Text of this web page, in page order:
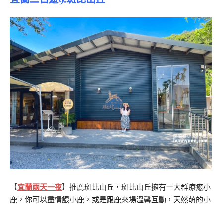
【宜蘭兩天一夜】推薦斑比山丘，斑比山丘擁有一大群療癒小
鹿，你可以盡情餵小鹿，或是跟鹿來場溫馨互動，天然萌的小